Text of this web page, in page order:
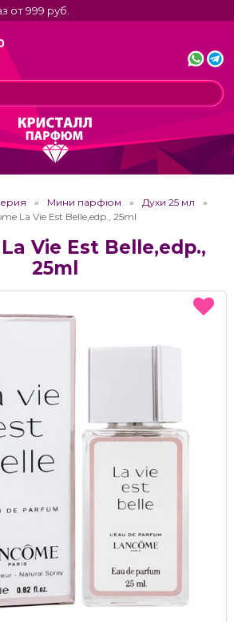
от 999 руб.
Мини парфюм
Духи 25 мл
La Vie Est Belle,edp., 25ml
Vie Est Belle,edp.,
25ml